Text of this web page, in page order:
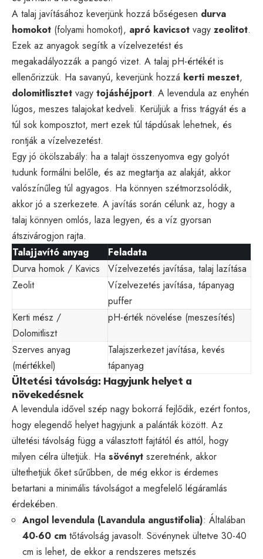
A talaj javításához keverjünk hozzá bőségesen durva
homokot (folyami homokot), apró kavicsot vagy zeolitot.
Ezek az anyagok segítik a vízelvezetést és
megakadályozzák a pangó vizet. A talaj pH-értékét is
ellenőrizzük. Ha savanyú, keverjünk hozzá kerti meszet,
dolomitlisztet vagy tojáshéjport. A levendula az enyhén
lúgos, meszes talajokat kedveli. Kerüljük a friss trágyát és a
túl sok komposztot, mert ezek túl tápdúsak lehetnek, és
rontják a vízelvezetést.
Egy jó ökölszabály: ha a talajt összenyomva egy golyót
tudunk formálni belőle, és az megtartja az alakját, akkor
valószínűleg túl agyagos. Ha könnyen szétmorzsolódik,
akkor jó a szerkezete. A javítás során célunk az, hogy a
talaj könnyen omlós, laza legyen, és a víz gyorsan
átszivárogjon rajta.
Talajjavító anyag
Feladata
Durva homok / Kavics
Vízelvezetés javítása, talaj lazítása
Zeolit
Vízelvezetés javítása, tápanyag
puffer
Kerti mész /
Dolomitliszt
pH-érték növelése (meszesítés)
Szerves anyag
(mértékkel)
Talajszerkezet javítása, kevés
tápanyag
Ültetési távolság: Hagyjunk helyet a
növekedésnek
A levendula idővel szép nagy bokorrá fejlődik, ezért fontos,
hogy elegendő helyet hagyjunk a palánták között. Az
ültetési távolság függ a választott fajtától és attól, hogy
milyen célra ültetjük. Ha sövényt szeretnénk, akkor
ültethetjük őket sűrűbben, de még ekkor is érdemes
betartani a minimális távolságot a megfelelő légáramlás
érdekében.
Angol levendula (Lavandula angustifolia): Általában
40-60 cm tőtávolság javasolt. Sövénynek ültetve 30-40
cm is lehet, de ekkor a rendszeres metszés